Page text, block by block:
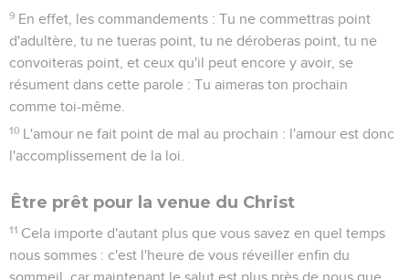
9 En effet, les commandements : Tu ne commettras point
d'adultère, tu ne tueras point, tu ne déroberas point, tu ne
convoiteras point, et ceux qu'il peut encore y avoir, se
résument dans cette parole : Tu aimeras ton prochain
comme toi-même.
10 L'amour ne fait point de mal au prochain : l'amour est donc
l'accomplissement de la loi.
Être prêt pour la venue du Christ
11 Cela importe d'autant plus que vous savez en quel temps
nous sommes : c'est l'heure de vous réveiller enfin du
sommeil, car maintenant le salut est plus près de nous que